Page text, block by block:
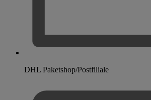
DHL Paketshop/Postfiliale